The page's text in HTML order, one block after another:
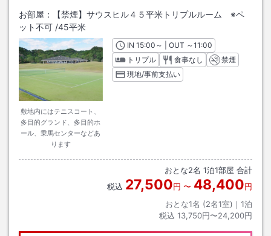
お部屋：
【禁煙】サウスヒル４５平米トリプルルーム ※ペ
ット不可 /45平米
敷地内にはテニスコート、
多目的グランド、多目的ホ
ール、乗馬センターなどあ
ります
INチェックイン
15:00 ～ | OUT チェックアウト
～11:00
トリプル
食事なし
禁煙
現地/事前支払い
おとな2名 1泊1部屋 合計
税込 27,500円 〜 48,400円
おとな1名 (2名1室)｜ 1泊
税込 13,750円〜24,200円